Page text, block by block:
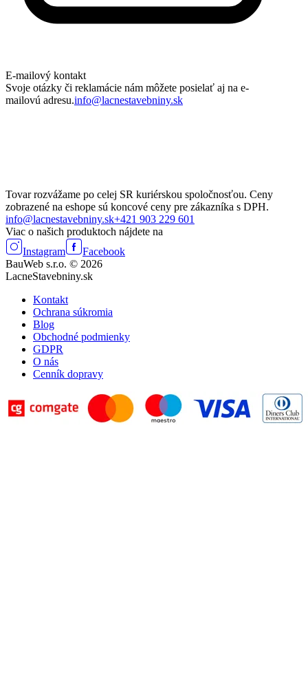
E-mailový kontakt
Svoje otázky či reklamácie nám môžete posielať aj na e-
mailovú adresu.info@lacnestavebniny.sk
Tovar rozvážame po celej SR kuriérskou spoločnosťou. Ceny
zobrazené na eshope sú koncové ceny pre zákazníka s DPH.
info@lacnestavebniny.sk+421 903 229 601
Viac o našich produktoch nájdete na
Instagram
Facebook
BauWeb s.r.o. © 2026
LacneStavebniny.sk
Kontakt
Ochrana súkromia
Blog
Obchodné podmienky
GDPR
O nás
Cenník dopravy